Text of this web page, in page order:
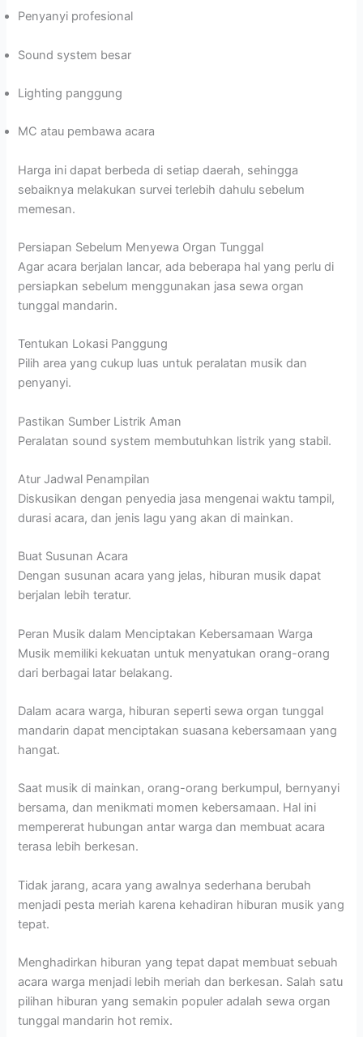
Penyanyi profesional
Sound system besar
Lighting panggung
MC atau pembawa acara
Harga ini dapat berbeda di setiap daerah, sehingga
sebaiknya melakukan survei terlebih dahulu sebelum
memesan.
Persiapan Sebelum Menyewa Organ Tunggal
Agar acara berjalan lancar, ada beberapa hal yang perlu di
persiapkan sebelum menggunakan jasa sewa organ
tunggal mandarin.
Tentukan Lokasi Panggung
Pilih area yang cukup luas untuk peralatan musik dan
penyanyi.
Pastikan Sumber Listrik Aman
Peralatan sound system membutuhkan listrik yang stabil.
Atur Jadwal Penampilan
Diskusikan dengan penyedia jasa mengenai waktu tampil,
durasi acara, dan jenis lagu yang akan di mainkan.
Buat Susunan Acara
Dengan susunan acara yang jelas, hiburan musik dapat
berjalan lebih teratur.
Peran Musik dalam Menciptakan Kebersamaan Warga
Musik memiliki kekuatan untuk menyatukan orang-orang
dari berbagai latar belakang.
Dalam acara warga, hiburan seperti sewa organ tunggal
mandarin dapat menciptakan suasana kebersamaan yang
hangat.
Saat musik di mainkan, orang-orang berkumpul, bernyanyi
bersama, dan menikmati momen kebersamaan. Hal ini
mempererat hubungan antar warga dan membuat acara
terasa lebih berkesan.
Tidak jarang, acara yang awalnya sederhana berubah
menjadi pesta meriah karena kehadiran hiburan musik yang
tepat.
Menghadirkan hiburan yang tepat dapat membuat sebuah
acara warga menjadi lebih meriah dan berkesan. Salah satu
pilihan hiburan yang semakin populer adalah sewa organ
tunggal mandarin hot remix.